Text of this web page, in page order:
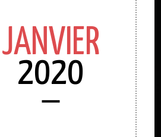
JANVIER
2020